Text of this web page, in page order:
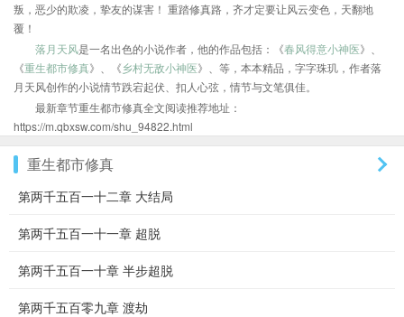
叛，恶少的欺凌，挚友的谋害！ 重踏修真路，齐才定要让风云变色，天翻地
覆！
落月天风是一名出色的小说作者，他的作品包括：《春风得意小神医》、
《重生都市修真》、《乡村无敌小神医》、等，本本精品，字字珠玑，作者落
月天风创作的小说情节跌宕起伏、扣人心弦，情节与文笔俱佳。
最新章节重生都市修真全文阅读推荐地址：
https://m.qbxsw.com/shu_94822.html
重生都市修真
第两千五百一十二章 大结局
第两千五百一十一章 超脱
第两千五百一十章 半步超脱
第两千五百零九章 渡劫